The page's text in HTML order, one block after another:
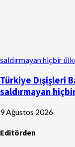
saldırmayan hiçbir
Türkiye Dışişleri
saldırmayan
9 Ağustos 2026
Editörden